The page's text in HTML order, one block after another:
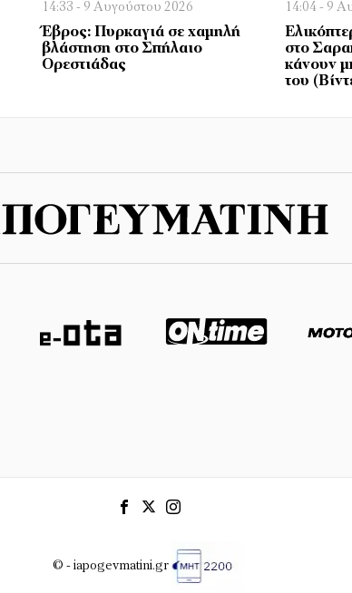
14:33 - 9 Αυγούστου 2026
Έβρος: Πυρκαγιά σε χαμηλή
βλάστηση στο Σπήλαιο
Ορεστιάδας
14:04 - 9
στο
κάνουν
του
© - iapogevmatini.gr